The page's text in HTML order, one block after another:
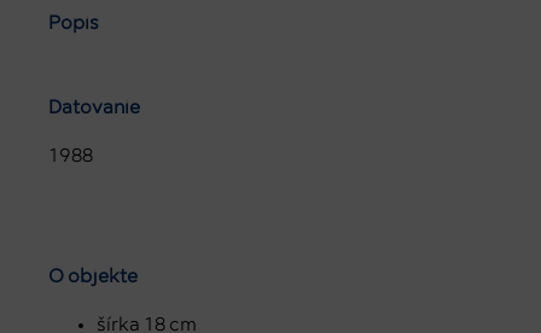
Popis
Datovanie
1988
O objekte
šírka 18 cm